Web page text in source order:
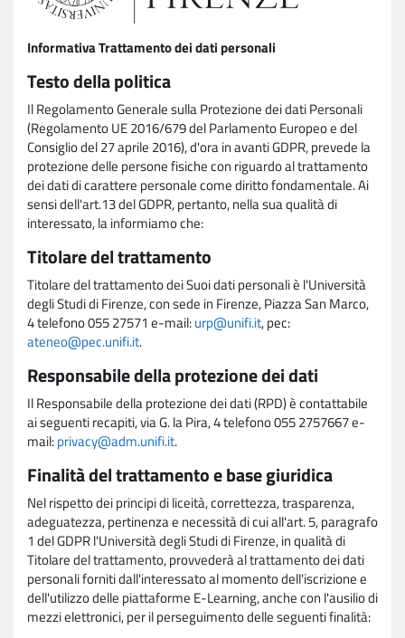
Informativa Trattamento dei dati personali
Testo della politica
Il Regolamento Generale sulla Protezione dei dati Personali
(Regolamento UE 2016/679 del Parlamento Europeo e del
Consiglio del 27 aprile 2016), d'ora in avanti GDPR, prevede la
protezione delle persone fisiche con riguardo al trattamento
dei dati di carattere personale come diritto fondamentale. Ai
sensi dell'art.13 del GDPR, pertanto, nella sua qualità di
interessato, la informiamo che:
Titolare del trattamento
Titolare del trattamento dei Suoi dati personali è l'Università
degli Studi di Firenze, con sede in Firenze, Piazza San Marco,
4 telefono 055 27571 e-mail:urp@unifi.it, pec:
ateneo@pec.unifi.it.
Responsabile della protezione dei dati
Il Responsabile della protezione dei dati (RPD) è contattabile
ai seguenti recapiti, via G. la Pira, 4 telefono 055 2757667 e-
mail:privacy@adm.unifi.it.
Finalità del trattamento e base giuridica
Nel rispetto dei principi di liceità, correttezza, trasparenza,
adeguatezza, pertinenza e necessità di cui all'art. 5, paragrafo
1 del GDPR l'Università degli Studi di Firenze, in qualità di
Titolare del trattamento, provvederà al trattamento dei dati
personali forniti dall'interessato al momento dell'iscrizione e
dell'utilizzo delle piattaforme E-Learning, anche con l'ausilio di
mezzi elettronici, per il perseguimento delle seguenti finalità: